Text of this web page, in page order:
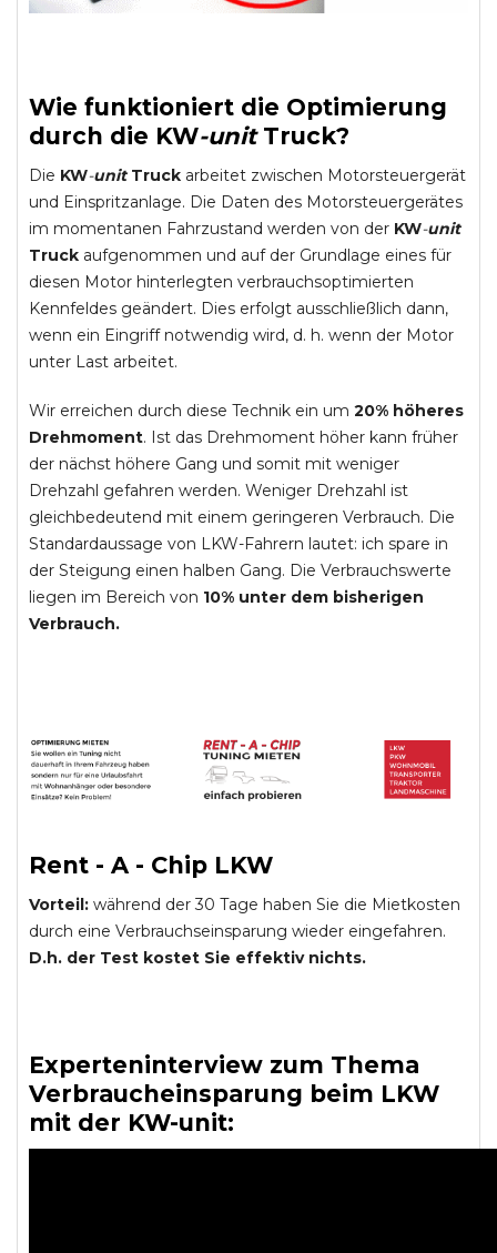
Wie funktioniert die Optimierung
durch die KW-unit Truck?
Die KW-unit Truck arbeitet zwischen Motorsteuergerät
und Einspritzanlage. Die Daten des Motorsteuergerätes
im momentanen Fahrzustand werden von der KW-unit
Truck aufgenommen und auf der Grundlage eines für
diesen Motor hinterlegten verbrauchsoptimierten
Kennfeldes geändert. Dies erfolgt ausschließlich dann,
wenn ein Eingriff notwendig wird, d. h. wenn der Motor
unter Last arbeitet.
Wir erreichen durch diese Technik ein um 20% höheres
Drehmoment. Ist das Drehmoment höher kann früher
der nächst höhere Gang und somit mit weniger
Drehzahl gefahren werden. Weniger Drehzahl ist
gleichbedeutend mit einem geringeren Verbrauch. Die
Standardaussage von LKW-Fahrern lautet: ich spare in
der Steigung einen halben Gang. Die Verbrauchswerte
liegen im Bereich von 10% unter dem bisherigen
Verbrauch.
Rent - A - Chip LKW
Vorteil: während der 30 Tage haben Sie die Mietkosten
durch eine Verbrauchseinsparung wieder eingefahren.
D.h. der Test kostet Sie effektiv nichts.
Experteninterview zum Thema
Verbraucheinsparung beim LKW
mit der KW-unit: